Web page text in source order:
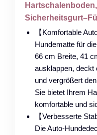
【Komfortable
Hundematte für
66 cm Breite, 41
ausklappen, deckt
und vergrößert
Sie bietet Ihrem
komfortable und
【Verbesserte
Die Auto-